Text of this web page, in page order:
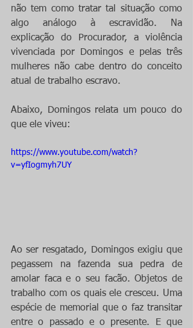
não tem como tratar tal situação como
algo análogo à escravidão. Na
explicação do Procurador, a violência
vivenciada por Domingos e pelas três
mulheres não cabe dentro do conceito
atual de trabalho escravo.
Abaixo, Domingos relata um pouco do
que ele viveu:
https://www.youtube.com/watch?
v=yfIogmyh7UY
Ao ser resgatado, Domingos exigiu que
pegassem na fazenda sua pedra de
amolar faca e o seu facão. Objetos de
trabalho com os quais ele cresceu. Uma
espécie de memorial que o faz transitar
entre o passado e o presente. E que